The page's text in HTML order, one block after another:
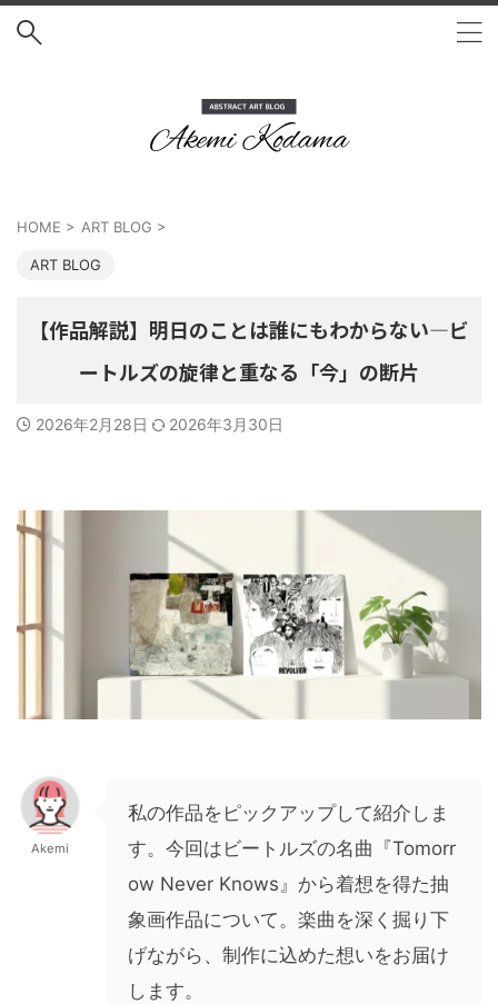
HOME > ART BLOG >
ART BLOG
【作品解説】明日のことは誰にもわからない—ビ
ートルズの旋律と重なる「今」の断片
2026年2月28日 2026年3月30日
Akemi
私の作品をピックアップして紹介しま
す。今回はビートルズの名曲『Tomorr
ow Never Knows』から着想を得た抽
象画作品について。楽曲を深く掘り下
げながら、制作に込めた想いをお届け
します。